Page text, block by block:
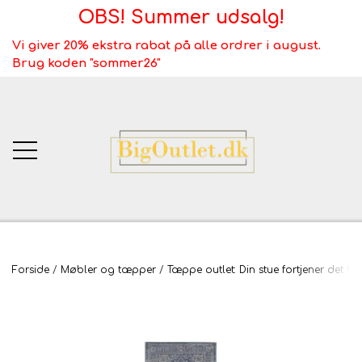
OBS! Summer udsalg!
Vi giver 20% ekstra rabat på alle ordrer i august.
Brug koden "sommer26"
BigOutlet.dk
Webshop ALT
Forside Møbler og tæpper Tæppe outlet: Din stue fortjener det